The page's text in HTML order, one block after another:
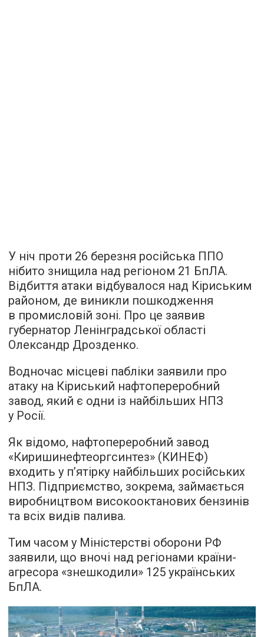
У ніч проти 26 березня російська ППО
нібито знищила над регіоном 21 БпЛА.
Відбиття атаки відбувалося над Кіриським
районом, де виникли пошкодження
в промисловій зоні. Про це заявив
губернатор Ленінградської області
Олександр Дрозденко.
Водночас місцеві пабліки заявили про
атаку на Кіриський нафтопереробний
завод, який є одни із найбільших НПЗ
у Росії.
Як відомо, нафтопереробний завод
«Киришинефтеоргсинтез» (КИНЕФ)
входить у п’ятірку найбільших російських
НПЗ. Підприємство, зокрема, займається
виробництвом високооктанових бензинів
та всіх видів палива.
Тим часом у Міністерстві оборони РФ
заявили, що вночі над регіонами країни-
агресора «знешкодили» 125 українських
БпЛА.